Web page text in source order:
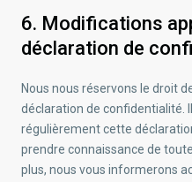
6. Modifications
déclaration de
Nous nous réservons le droit
déclaration de confidentialité.
régulièrement cette
prendre connaissance de
plus, nous vous informerons